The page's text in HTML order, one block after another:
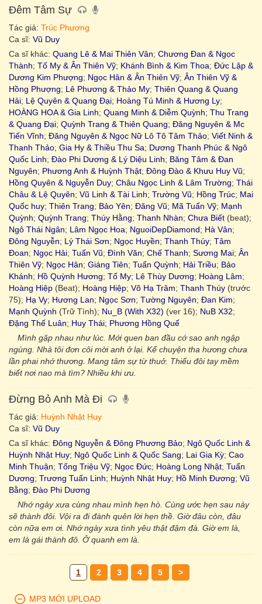
Đêm Tâm Sự
Tác giả: Trúc Phương
Ca sĩ: Vũ Duy
Ca sĩ khác: Quang Lê & Mai Thiên Vân; Chương Đan & Ngọc
Thành; Tố My & Ân Thiên Vỹ; Khánh Bình & Kim Thoa; Đức Lập &
Dương Kim Phượng; Ngọc Hân & Ân Thiên Vỹ; Ân Thiên Vỹ &
Hồng Phượng; Lê Phương & Thảo My; Thiên Quang & Quang
Hải; Lệ Quyên & Quang Đại; Hoàng Tú Minh & Hương Ly;
HOÀNG HOA & Gia Linh; Quang Minh & Diễm Quỳnh; Thu Trang
& Quang Đại; Quỳnh Trang & Thiên Quang; Đăng Nguyên & Mc
Tiến Vĩnh; Đăng Nguyên & Ngọc Nữ Lô Tô Tâm Thảo; Viết Ninh &
Thanh Thảo; Gia Hy & Thiều Thu Sa; Dương Thanh Phúc & Ngô
Quốc Linh; Đào Phi Dương & Lý Diệu Linh; Băng Tâm & Đan
Nguyên; Phương Anh & Huỳnh Thật; Đông Đào & Khưu Huy Vũ;
Hồng Quyên & Nguyễn Duy; Châu Ngọc Linh & Lâm Trường; Thái
Châu & Lệ Quyên; Vũ Linh & Tài Linh; Trường Vũ; Hồng Trúc; Mai
Quốc huy; Thiên Trang; Bảo Yên; Đăng Vũ; Mã Tuấn Vỹ; Mạnh
Quỳnh; Quỳnh Trang; Thúy Hằng; Thanh Nhàn; Chưa Biết (beat);
Ngô Thái Ngân; Lâm Ngọc Hoa; NguoiDepDiamond; Hà Vân;
Đông Nguyễn; Lý Thái Sơn; Ngọc Huyền; Thanh Thúy; Tâm
Đoan; Ngọc Hải; Tuấn Vũ; Đình Văn; Chế Thanh; Sương Mai; Ân
Thiên Vỹ; Ngọc Hân; Giáng Tiên; Tuấn Quỳnh; Hải Triều; Bảo
Khánh; Hồ Quỳnh Hương; Tố My; Lê Thùy Dương; Hoàng Lâm;
Hoàng Hiệp (Beat); Hoàng Hiệp; Võ Hạ Trâm; Thanh Thúy (trước
75); Hạ Vy; Hương Lan; Ngọc Sơn; Tường Nguyên; Đan Kim;
Mạnh Quỳnh (Trữ Tình); Nu_B (With X32) (ver 16); NuB X32;
Đặng Thế Luân; Huy Thái; Phương Hồng Quế
Mình gặp nhau như lúc. Mới quen ban đầu cớ sao anh ngập
ngùng. Nhà tôi đơn côi mời anh ở lại. Kể chuyện tha hương chưa
lần phai nhớ thương. Mang tâm sự từ thuở. Thiếu đôi tay mềm
biết nơi nao mà tìm? Nhiều khi ưu.
Đừng Bỏ Anh Mà Đi
Tác giả: Huỳnh Nhật Huy
Ca sĩ: Vũ Duy
Ca sĩ khác: Đông Nguyễn & Đông Phương Bảo; Ngô Quốc Linh &
Huỳnh Nhật Huy; Ngô Quốc Linh & Quốc Sang; Lai Gia Kỳ; Cao
Minh Thuận; Tống Triệu Vỹ; Ngọc Đức; Hoàng Long Nhật; Tuấn
Dương; Trương Tuấn Linh; Huỳnh Nhật Huy; Hồ Minh Đương; Vũ
Bằng; Đào Phi Dương
Nhớ ngày xưa cùng nhau mình hẹn hò. Cùng ước hẹn sau này
sẽ thành đôi. Vội ra đi đành quên lời hẹn thề. Giờ đâu còn, đâu
còn nữa em ơi. Nhớ ngày xưa tình yêu thật đậm đà. Giờ em là,
em là gái thành đô. Ở quanh em là.
1 2 3 4 5 >
MP3 MỚI UPLOAD